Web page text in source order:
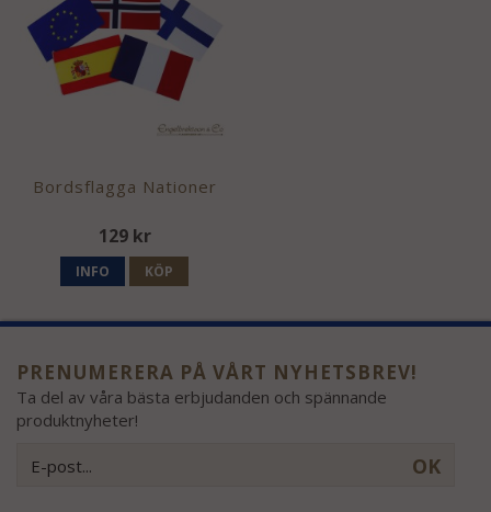
Bordsflagga Nationer
129 kr
INFO KÖP
PRENUMERERA PÅ VÅRT NYHETSBREV!
Ta del av våra bästa erbjudanden och spännande
produktnyheter!
OK